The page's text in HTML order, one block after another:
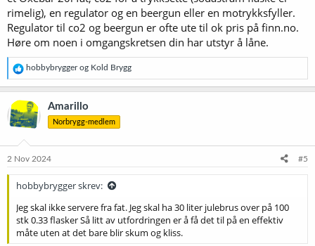
rimelig), en regulator og en beergun eller en motrykksfyller.
Regulator til co2 og beergun er ofte ute til ok pris på finn.no.
Høre om noen i omgangskretsen din har utstyr å låne.
R
e
a
k
s
j
e
hobbybryggerog Kold Brygg
Amarillo
Norbrygg-medlem
2 Nov 2024 #5
hobbybrygger skrev:
Jeg skal ikke servere fra fat. Jeg skal ha 30 liter julebrus over på 100
stk 0.33 flasker Så litt av utfordringen er å få det til på en effektiv
måte uten at det bare blir skum og kliss.